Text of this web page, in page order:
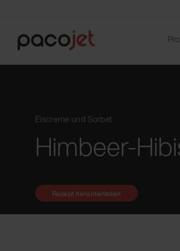
Eiscreme und Sorbet
Himbeer-
Rezept herunterladen